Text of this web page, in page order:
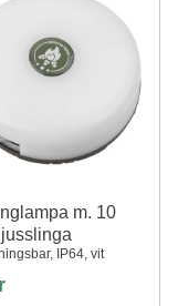
m. 10
IP64, vit